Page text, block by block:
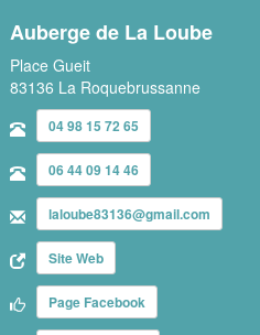
Auberge de La Loube
Place Gueit
83136 La Roquebrussanne
04 98 15 72 65
06 44 09 14 46
laloube83136@gmail.com
Site Web
Page Facebook